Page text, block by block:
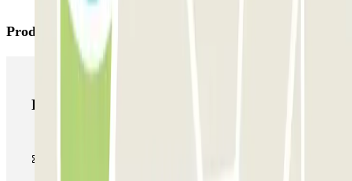
Productos de Parclick
Productos de Parclick